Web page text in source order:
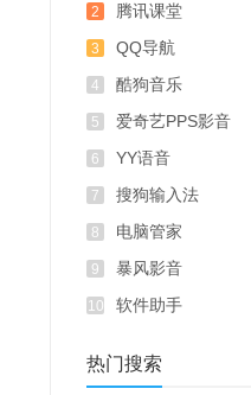
2 腾讯课堂
3 QQ导航
4 酷狗音乐
5 爱奇艺PPS影音
6 YY语音
7 搜狗输入法
8 电脑管家
9 暴风影音
10 软件助手
热门搜索